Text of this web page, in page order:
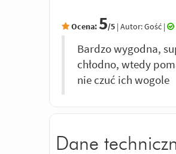
Ocena: 5/5 | Autor:Gość |
Bardzo wygodna,
chłodno, wtedy
nie czuć ich wogole
Dane